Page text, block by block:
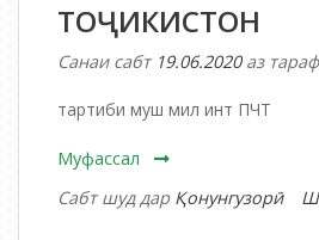
ТОҶИКИСТОН
Санаи сабт 19.06.2020аз
тартиби муш мил инт ПЧТ
Муфассал
Сабт шуд дар Қонунгузорӣ